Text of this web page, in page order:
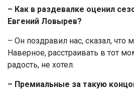
– Как в раздевалке оценил
Евгений Ловырев?
– Он поздравил нас, сказал,
Наверное, расстраивать в тот
радость, не хотел.
– Премиальные за такую